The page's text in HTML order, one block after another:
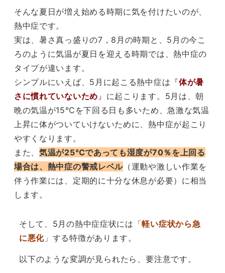
そんな夏日が増え始める時期に気を付けたいのが、
熱中症です。
実は、暑さ真っ盛りの7，8月の時期と、5月の今こ
ろのように気温が夏日を迎える時期では、熱中症の
タイプが違います。
シンプルにいえば、5月に起こる熱中症は『体が暑
さに慣れていないため 』に起こります。5月は、朝
晩の気温が15℃を下回る日も多いため、急激な気温
上昇に体がついていけないために、熱中症が起こり
やすくなります。
また、気温が25℃であっても湿度が70％を上回る
場合は、熱中症の警戒レベル （運動や激しい作業を
伴う作業には、定期的に十分な休息が必要）に相当
します。
そして、5月の熱中症症状には「軽い症状から急
に悪化 」する特徴があります。
以下のような変調が見られたら、要注意です。